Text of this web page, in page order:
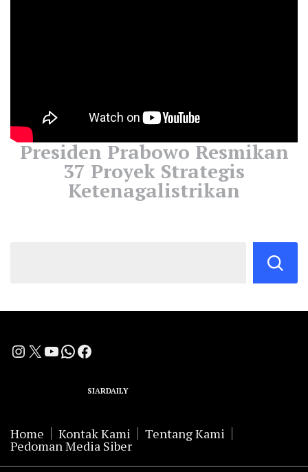
Presiden Prabowo Resmikan
37 Proyek Strategis
Ketenagalistrikan
Instagram
X YouTube
WhatsApp
Facebook
SIARDAILY
Home Kontak Kami Tentang Kami
Pedoman Media Siber